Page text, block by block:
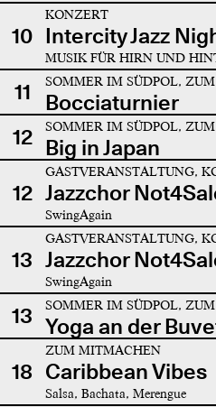
10
KONZERT
Intercity Jazz
MUSIK FÜR HIRN UND
11 SOMMER IM SÜDPOL,
Bocciaturnier
12
SOMMER IM SÜDPOL,
Big in Japan
12
GASTVERANSTALTUNG,
Jazzchor
SwingAgain
13
GASTVERANSTALTUNG,
Jazzchor
SwingAgain
13 SOMMER IM SÜDPOL,
Yoga an der
18
ZUM MITMACHEN
Caribbean Vibes
Salsa, Bachata, Merengue